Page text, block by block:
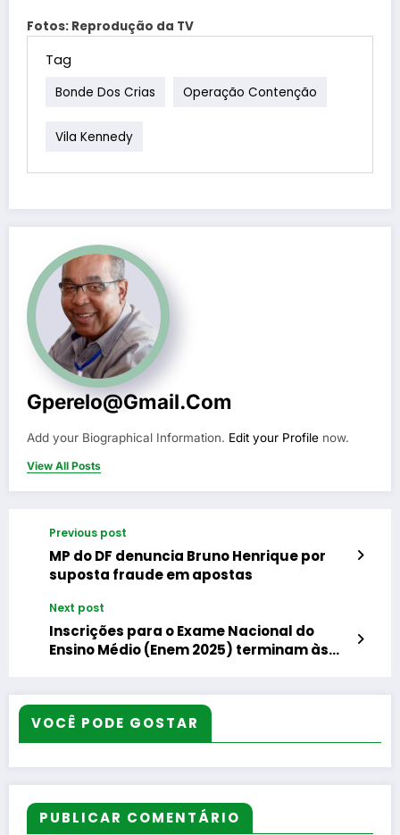
Fotos: Reprodução da TV
Tag
Bonde Dos Crias Operação Contenção
Vila Kennedy
Gperelo@gmail.com
Add your Biographical Information. Edit your Profile now.
View All Posts
Previous post
MP do DF denuncia Bruno Henrique por
suposta fraude em apostas
Next post
Inscrições para o Exame Nacional do
Ensino Médio (Enem 2025) terminam às
VOCÊ PODE GOSTAR
PUBLICAR COMENTÁRIO